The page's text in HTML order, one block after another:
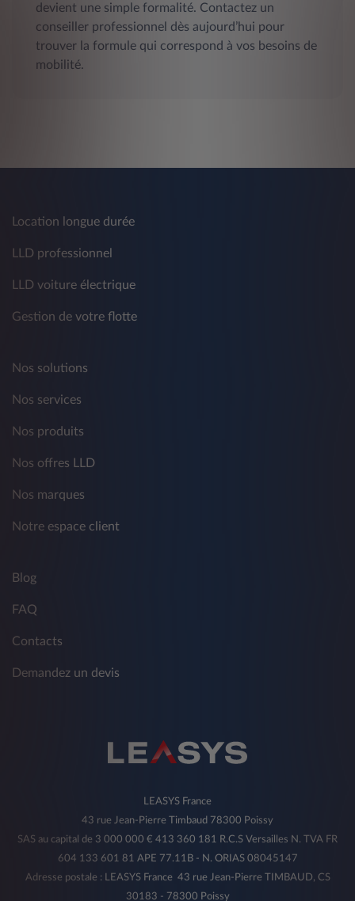
devient une simple formalité. Contactez un
conseiller professionnel dès aujourd’hui pour
trouver la formule qui correspond à vos besoins de
mobilité.
Location longue durée
LLD professionnel
LLD voiture électrique
Gestion de votre flotte
Nos solutions
Nos services
Nos produits
Nos offres LLD
Nos marques
Notre espace client
Blog
FAQ
Contacts
Demandez un devis
LEASYS France
43 rue Jean-Pierre Timbaud 78300 Poissy
SAS au capital de 3 000 000 € 413 360 181 R.C.S Versailles N. TVA FR
604 133 601 81 APE 77.11B - N. ORIAS 08045147
Adresse postale : LEASYS France 43 rue Jean-Pierre TIMBAUD, CS
30183 - 78300 Poissy